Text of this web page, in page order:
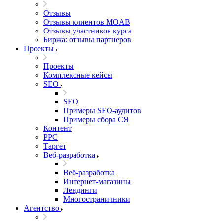
Отзывы
Отзывы клиентов MOAB
Отзывы участников курса
Биржа: отзывы партнеров
Проекты
Проекты
Комплексные кейсы
SEO
SEO
Примеры SEO-аудитов
Примеры сбора СЯ
Контент
PPC
Таргет
Веб-разработка
Веб-разработка
Интернет-магазины
Лендинги
Многостраничники
Агентство